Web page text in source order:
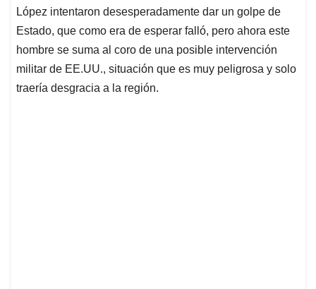
López intentaron desesperadamente dar un golpe de
Estado, que como era de esperar falló, pero ahora este
hombre se suma al coro de una posible intervención
militar de EE.UU., situación que es muy peligrosa y solo
traería desgracia a la región.